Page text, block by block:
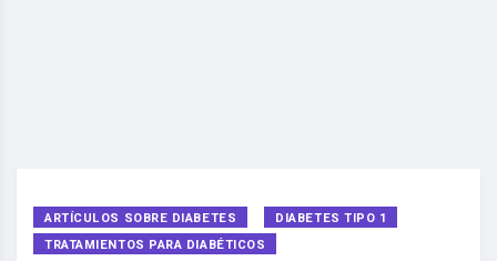
ARTÍCULOS SOBRE DIABETES
DIABETES TIPO 1
TRATAMIENTOS PARA DIABÉTICOS